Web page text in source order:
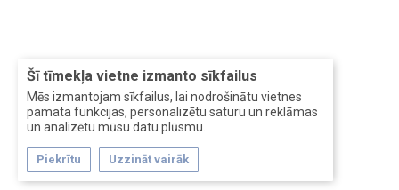
Šī tīmekļa vietne izmanto sīkfailus
Mēs izmantojam sīkfailus, lai nodrošinātu vietnes
pamata funkcijas, personalizētu saturu un reklāmas
un analizētu mūsu datu plūsmu.
Piekrītu Uzzināt vairāk